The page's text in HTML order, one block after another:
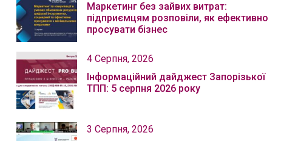
Маркетинг без зайвих витрат:
підприємцям розповіли, як ефективно
просувати бізнес
4 Серпня, 2026
Інформаційний дайджест Запорізької
ТПП: 5 серпня 2026 року
3 Серпня, 2026